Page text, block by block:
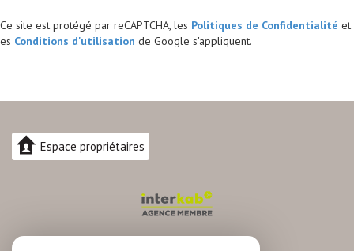
Ce site est protégé par reCAPTCHA, les Politiques de Confidentialité et
es Conditions d'utilisation de Google s'appliquent.
Espace propriétaires